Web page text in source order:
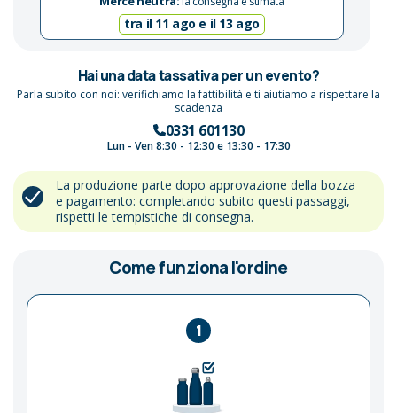
tra il 11 ago e il 13 ago
Hai una data tassativa per un evento?
Parla subito con noi: verifichiamo la fattibilità e ti aiutiamo a rispettare la
scadenza
0331 601130
Lun - Ven 8:30 - 12:30 e 13:30 - 17:30
La produzione parte dopo approvazione della bozza
e pagamento: completando subito questi passaggi,
rispetti le tempistiche di consegna.
Come funziona l'ordine
1